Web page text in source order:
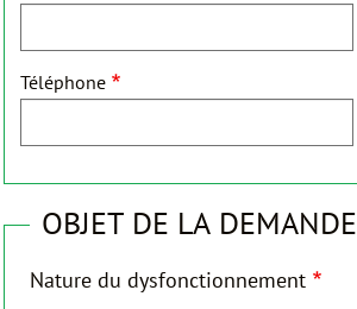
Téléphone
OBJET DE LA DEMANDE
Nature du dysfonctionnement